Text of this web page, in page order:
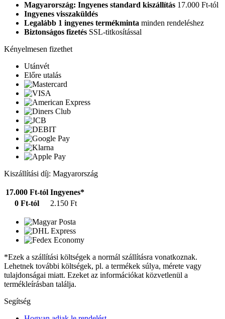
Magyarország: Ingyenes standard kiszállítás 17.000 Ft-tól
Ingyenes visszaküldés
Legalább 1 ingyenes termékminta minden rendeléshez
Biztonságos fizetés SSL-titkosítással
Kényelmesen fizethet
Utánvét
Előre utalás
Kiszállítási díj: Magyarország
17.000 Ft-tól Ingyenes*
0 Ft-tól
2.150 Ft
*Ezek a szállítási költségek a normál szállításra vonatkoznak.
Lehetnek további költségek, pl. a termékek súlya, mérete vagy
tulajdonságai miatt. Ezeket az információkat közvetlenül a
termékleírásban találja.
Segítség